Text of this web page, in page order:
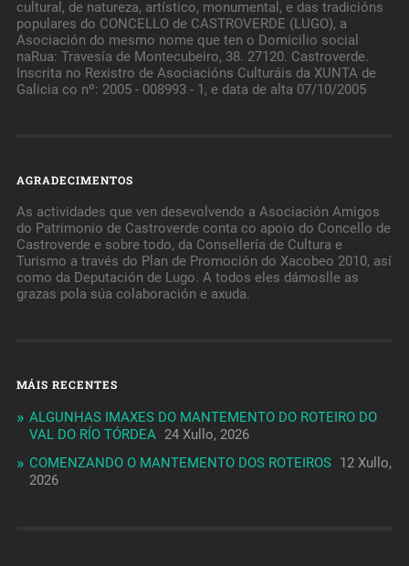
cultural, de natureza, artístico, monumental, e das tradicións
populares do CONCELLO de CASTROVERDE (LUGO), a
Asociación do mesmo nome que ten o Domicilio social
naRua: Travesía de Montecubeiro, 38. 27120. Castroverde.
Inscrita no Rexistro de Asociacións Culturáis da XUNTA de
Galicia co nº: 2005 - 008993 - 1, e data de alta 07/10/2005
AGRADECIMENTOS
As actividades que ven desevolvendo a Asociación Amigos
do Patrimonio de Castroverde conta co apoio do Concello de
Castroverde e sobre todo, da Consellería de Cultura e
Turismo a través do Plan de Promoción do Xacobeo 2010, así
como da Deputación de Lugo. A todos eles dámoslle as
grazas pola súa colaboración e axuda.
MÁIS RECENTES
ALGUNHAS IMAXES DO MANTEMENTO DO ROTEIRO DO
VAL DO RÍO TÓRDEA 24 Xullo, 2026
COMENZANDO O MANTEMENTO DOS ROTEIROS 12 Xullo,
2026